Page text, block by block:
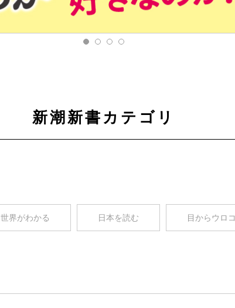
新潮新書カテゴリ
世界がわかる 日本を読む 目からウロ